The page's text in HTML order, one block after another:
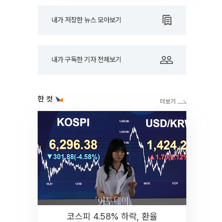
내가 저장한 뉴스 모아보기
내가 구독한 기자 전체보기
한 컷
코스피 4.58% 하락, 환율